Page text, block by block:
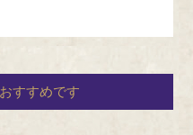
すすめです